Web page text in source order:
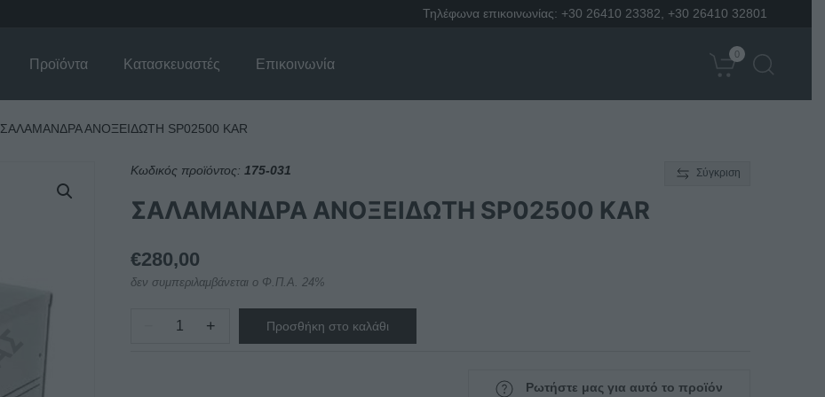
Τηλέφωνα επικοινωνίας: +30 26410 23382 +30 26410 32801
Προϊόντα Κατασκευαστές Επικοινωνία
0
ΣΑΛΑΜΑΝΔΡΑ ΑΝΟΞΕΙΔΩΤΗ SP02500 KAR
Κωδικός προϊόντος: 175-031 Σύγκριση
ΣΑΛΑΜΑΝΔΡΑ ΑΝΟΞΕΙΔΩΤΗ SP02500 KAR
€280,00
δεν συμπεριλαμβάνεται ο Φ.Π.Α. 24%
ΣΑΛΑΜΑΝΔΡΑ
+ Προσθήκη στο καλάθι
Ρωτήστε μας για αυτό το προϊόν